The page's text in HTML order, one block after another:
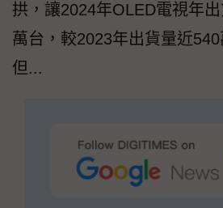
拱，讓2024年OLED電視年
萬台，較2023年出貨量近540
但...